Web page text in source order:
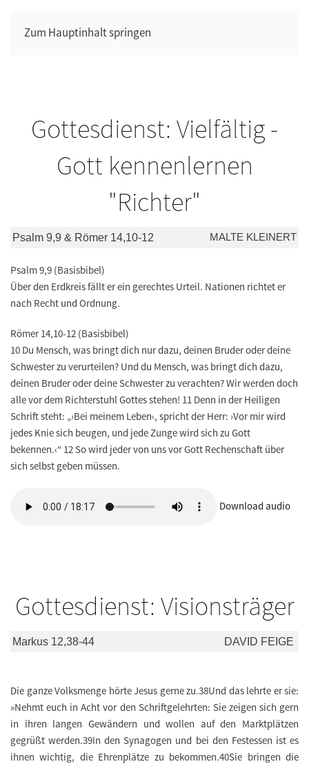
Zum Hauptinhalt springen
Gottesdienst: Vielfältig -
Gott kennenlernen
"Richter"
Psalm 9,9 & Römer 14,10-12 MALTE KLEINERT
Psalm 9,9 (Basisbibel)
Über den Erdkreis fällt er ein gerechtes Urteil. Nationen richtet er
nach Recht und Ordnung.
Römer 14,10-12 (Basisbibel)
10 Du Mensch, was bringt dich nur dazu, deinen Bruder oder deine
Schwester zu verurteilen? Und du Mensch, was bringt dich dazu,
deinen Bruder oder deine Schwester zu verachten? Wir werden doch
alle vor dem Richterstuhl Gottes stehen! 11 Denn in der Heiligen
Schrift steht: „›Bei meinem Leben‹, spricht der Herr: ›Vor mir wird
jedes Knie sich beugen, und jede Zunge wird sich zu Gott
bekennen.‹“ 12 So wird jeder von uns vor Gott Rechenschaft über
sich selbst geben müssen.
Download audio
Gottesdienst: Visionsträger
Markus 12,38-44 DAVID FEIGE
Die ganze Volksmenge hörte Jesus gerne zu.38Und das lehrte er sie:
»Nehmt euch in Acht vor den Schriftgelehrten: Sie zeigen sich gern
in ihren langen Gewändern und wollen auf den Marktplätzen
gegrüßt werden.39In den Synagogen und bei den Festessen ist es
ihnen wichtig, die Ehrenplätze zu bekommen.40Sie bringen die